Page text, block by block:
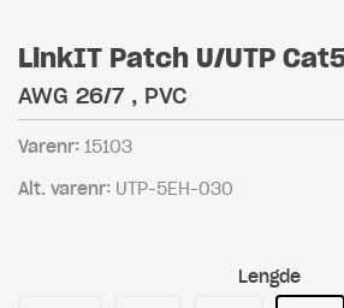
LinkIT Patch U/UTP
AWG 26/7 , PVC
Varenr: 15103
Alt. varenr: UTP-5EH-030
Lengde